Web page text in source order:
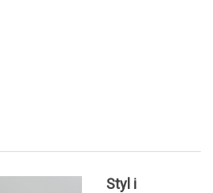
Styl i